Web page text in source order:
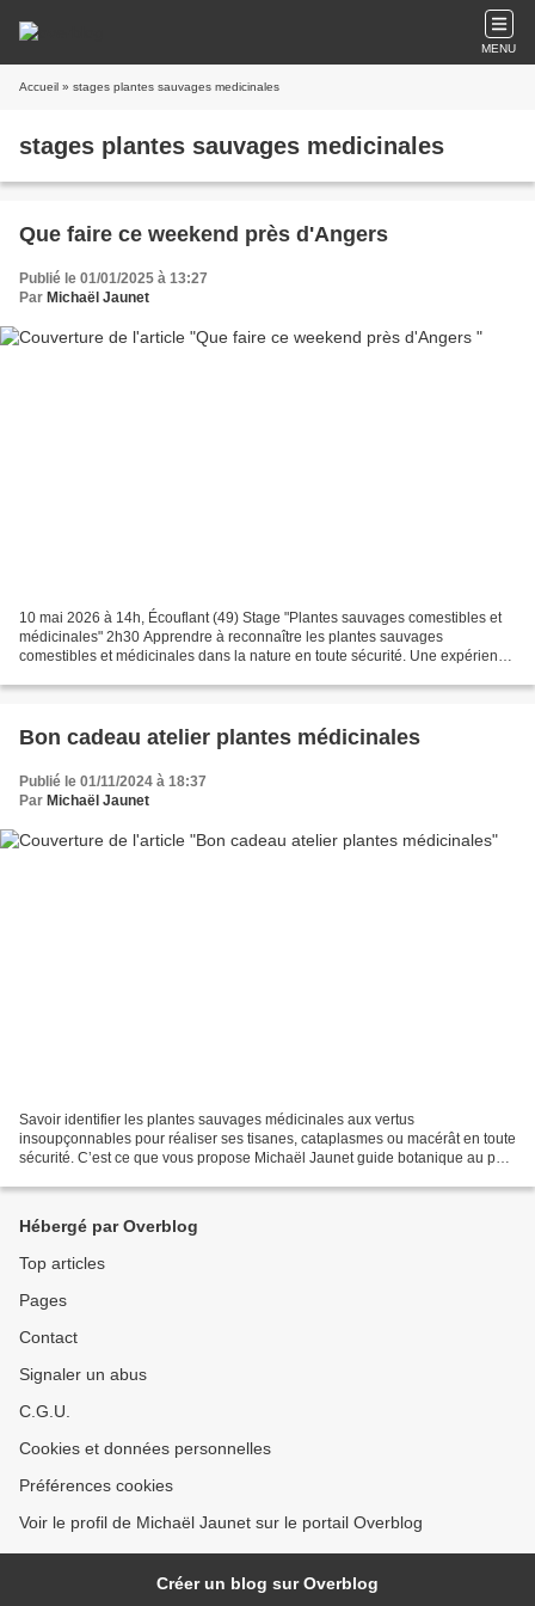
MENU
Accueil » stages plantes sauvages medicinales
stages plantes sauvages medicinales
Que faire ce weekend près d'Angers
Publié le 01/01/2025 à 13:27
Par Michaël Jaunet
10 mai 2026 à 14h, Écouflant (49) Stage "Plantes sauvages comestibles et
médicinales" 2h30 Apprendre à reconnaître les plantes sauvages
comestibles et médicinales dans la nature en toute sécurité. Une expérience
Bon cadeau atelier plantes médicinales
Publié le 01/11/2024 à 18:37
Par Michaël Jaunet
Savoir identifier les plantes sauvages médicinales aux vertus
insoupçonnables pour réaliser ses tisanes, cataplasmes ou macérât en toute
sécurité. C’est ce que vous propose Michaël Jaunet guide botanique au parc
Hébergé par Overblog
Top articles
Pages
Contact
Signaler un abus
C.G.U.
Cookies et données personnelles
Préférences cookies
Voir le profil de Michaël Jaunet sur le portail Overblog
Créer un blog sur Overblog